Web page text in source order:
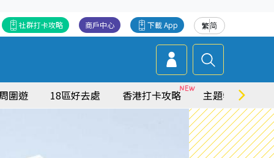
繁简
下載 App
商戶中心
社群打卡攻略
圍遊 18區好去處 香港打卡攻略 主題特集